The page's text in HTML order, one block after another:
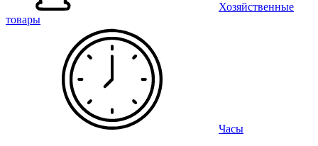
Хозяйственные
товары
Часы